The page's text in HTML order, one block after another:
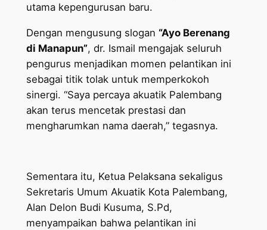
utama kepengurusan baru.
Dengan mengusung slogan “Ayo Berenang
di Manapun”, dr. Ismail mengajak seluruh
pengurus menjadikan momen pelantikan ini
sebagai titik tolak untuk memperkokoh
sinergi. “Saya percaya akuatik Palembang
akan terus mencetak prestasi dan
mengharumkan nama daerah,” tegasnya.
Sementara itu, Ketua Pelaksana sekaligus
Sekretaris Umum Akuatik Kota Palembang,
Alan Delon Budi Kusuma, S.Pd,
menyampaikan bahwa pelantikan ini